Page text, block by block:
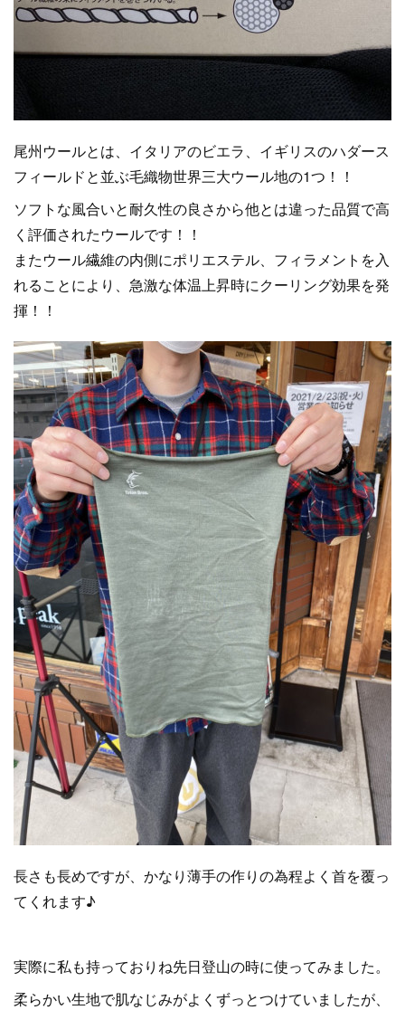
尾州ウールとは、イタリアのビエラ、イギリスのハダース
フィールドと並ぶ毛織物世界三大ウール地の1つ！！
ソフトな風合いと耐久性の良さから他とは違った品質で高
く評価されたウールです！！
またウール繊維の内側にポリエステル、フィラメントを入
れることにより、急激な体温上昇時にクーリング効果を発
揮！！
長さも長めですが、かなり薄手の作りの為程よく首を覆っ
てくれます♪
実際に私も持っておりね先日登山の時に使ってみました。
柔らかい生地で肌なじみがよくずっとつけていましたが、